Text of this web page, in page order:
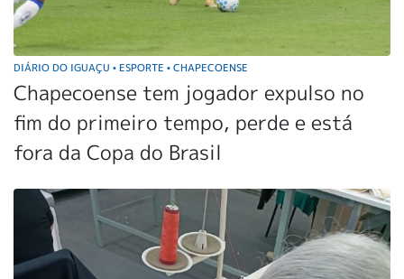
DIÁRIO DO IGUAÇU • ESPORTE • CHAPECOENSE
Chapecoense tem jogador expulso no
fim do primeiro tempo, perde e está
fora da Copa do Brasil